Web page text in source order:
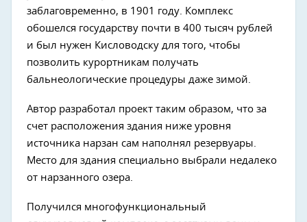
заблаговременно, в 1901 году. Комплекс
обошелся государству почти в 400 тысяч рублей
и был нужен Кисловодску для того, чтобы
позволить курортникам получать
бальнеологические процедуры даже зимой.
Автор разработал проект таким образом, что за
счет расположения здания ниже уровня
источника нарзан сам наполнял резервуары.
Место для здания специально выбрали недалеко
от нарзанного озера.
Получился многофункциональный